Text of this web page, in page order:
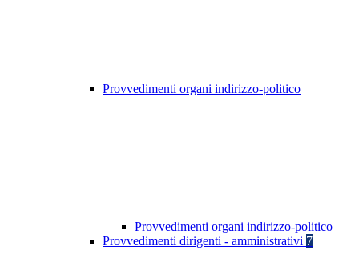
Provvedimenti organi indirizzo-politico
Provvedimenti organi indirizzo-politico
Provvedimenti dirigenti - amministrativi 7